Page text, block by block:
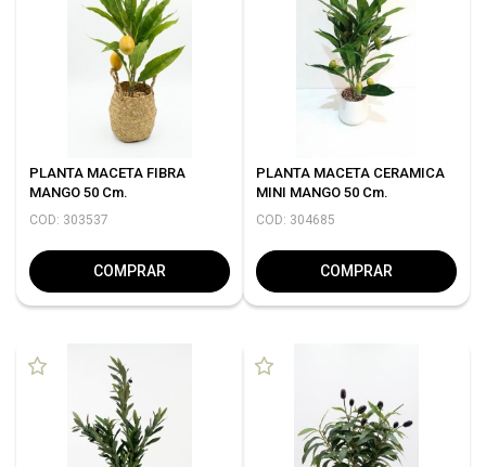
PLANTA MACETA FIBRA
MANGO 50 Cm.
COD: 303537
COMPRAR
PLANTA MACETA CERAMICA
MINI MANGO 50 Cm.
COD: 304685
COMPRAR